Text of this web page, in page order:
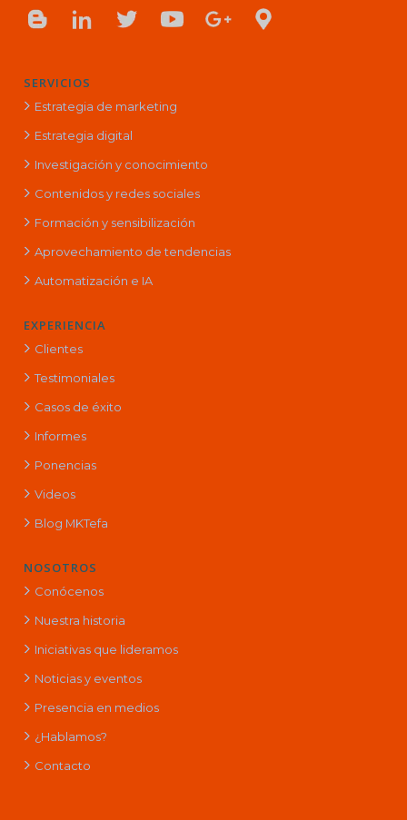
SERVICIOS
Estrategia de marketing
Estrategia digital
Investigación y conocimiento
Contenidos y redes sociales
Formación y sensibilización
Aprovechamiento de tendencias
Automatización e IA
EXPERIENCIA
Clientes
Testimoniales
Casos de éxito
Informes
Ponencias
Videos
Blog MKTefa
NOSOTROS
Conócenos
Nuestra historia
Iniciativas que lideramos
Noticias y eventos
Presencia en medios
¿Hablamos?
Contacto